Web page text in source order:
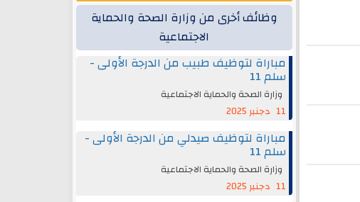
وظائف أخرى من وزارة الصحة والحماية
الاجتماعية
مباراة لتوظيف طبيب من الدرجة الأولى -
سلم 11
وزارة الصحة والحماية الاجتماعية
11 دجنبر 2025
مباراة لتوظيف صيدلي من الدرجة الأولى -
سلم 11
وزارة الصحة والحماية الاجتماعية
11 دجنبر 2025